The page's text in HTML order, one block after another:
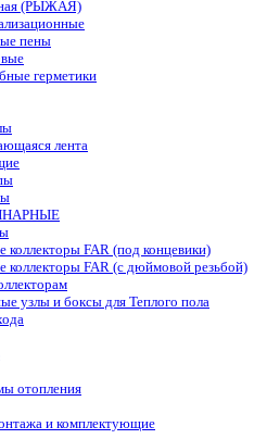
(РЫЖАЯ)
пены
герметики
лента
коллекторы FAR (под концевики)
коллекторы FAR (с дюймовой резьбой)
узлы и боксы для Теплого пола
отопления
и комплектующие